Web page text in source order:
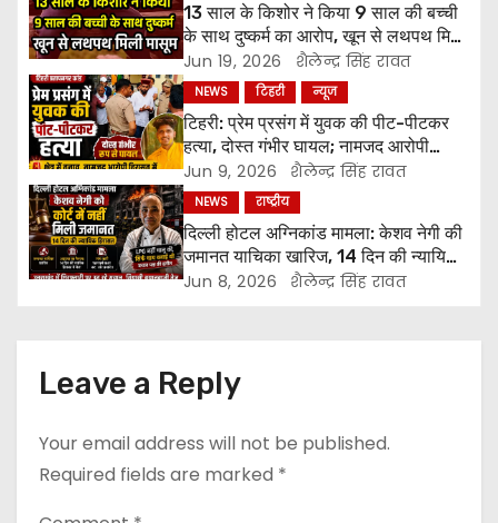
13 साल के किशोर ने किया 9 साल की बच्ची
के साथ दुष्कर्म का आरोप, खून से लथपथ मिली
मासूम
Jun 19, 2026 शैलेन्द्र सिंह रावत
NEWS टिहरी न्यूज
टिहरी: प्रेम प्रसंग में युवक की पीट-पीटकर
हत्या, दोस्त गंभीर घायल; नामजद आरोपी
पुलिस हिरासत में
Jun 9, 2026 शैलेन्द्र सिंह रावत
NEWS राष्ट्रीय
दिल्ली होटल अग्निकांड मामला: केशव नेगी की
जमानत याचिका खारिज, 14 दिन की न्यायिक
हिरासत में भेजा गया
Jun 8, 2026 शैलेन्द्र सिंह रावत
Leave a Reply
Your email address will not be published.
Required fields are marked *